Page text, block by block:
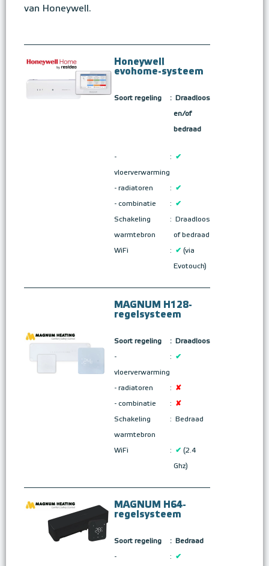
van Honeywell.
Honeywell
evohome-systeem
Soort regeling : Draadloos
en/of
bedraad
-
vloerverwarming
: ✔
- radiatoren : ✔
- combinatie : ✔
Schakeling
warmtebron
: Draadloos
of bedraad
WiFi : ✔ (via
Evotouch)
MAGNUM H128-
regelsysteem
Soort regeling : Draadloos
-
vloerverwarming
: ✔
- radiatoren : ✘
- combinatie : ✘
Schakeling
warmtebron
: Bedraad
WiFi : ✔ (2.4
Ghz)
MAGNUM H64-
regelsysteem
Soort regeling : Bedraad
- : ✔